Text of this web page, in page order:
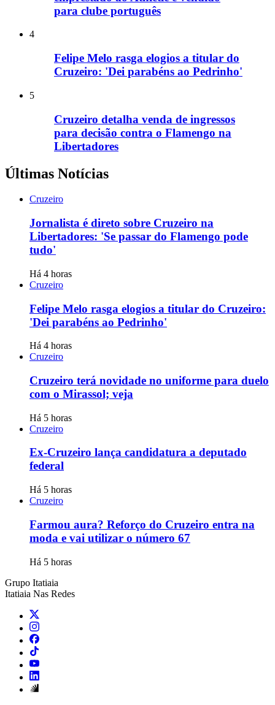
para clube português
4
Felipe Melo rasga elogios a titular do
Cruzeiro: 'Dei parabéns ao Pedrinho'
5
Cruzeiro detalha venda de ingressos
para decisão contra o Flamengo na
Libertadores
Últimas Notícias
Cruzeiro
Jornalista é direto sobre Cruzeiro na
Libertadores: 'Se passar do Flamengo pode
tudo'
Há 4 horas
Cruzeiro
Felipe Melo rasga elogios a titular do Cruzeiro:
'Dei parabéns ao Pedrinho'
Há 4 horas
Cruzeiro
Cruzeiro terá novidade no uniforme para duelo
com o Mirassol; veja
Há 5 horas
Cruzeiro
Ex-Cruzeiro lança candidatura a deputado
federal
Há 5 horas
Cruzeiro
Farmou aura? Reforço do Cruzeiro entra na
moda e vai utilizar o número 67
Há 5 horas
Grupo Itatiaia
Itatiaia Nas Redes